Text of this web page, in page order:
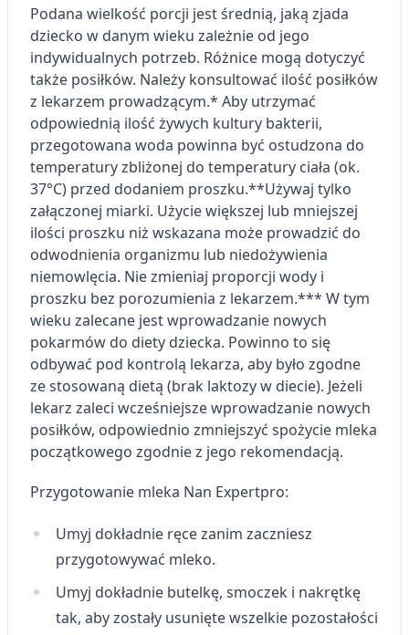
Podana wielkość porcji jest średnią, jaką zjada
dziecko w danym wieku zależnie od jego
indywidualnych potrzeb. Różnice mogą dotyczyć
także posiłków. Należy konsultować ilość posiłków
z lekarzem prowadzącym.* Aby utrzymać
odpowiednią ilość żywych kultury bakterii,
przegotowana woda powinna być ostudzona do
temperatury zbliżonej do temperatury ciała (ok.
37°C) przed dodaniem proszku.**Używaj tylko
załączonej miarki. Użycie większej lub mniejszej
ilości proszku niż wskazana może prowadzić do
odwodnienia organizmu lub niedożywienia
niemowlęcia. Nie zmieniaj proporcji wody i
proszku bez porozumienia z lekarzem.*** W tym
wieku zalecane jest wprowadzanie nowych
pokarmów do diety dziecka. Powinno to się
odbywać pod kontrolą lekarza, aby było zgodne
ze stosowaną dietą (brak laktozy w diecie). Jeżeli
lekarz zaleci wcześniejsze wprowadzanie nowych
posiłków, odpowiednio zmniejszyć spożycie mleka
początkowego zgodnie z jego rekomendacją.
Przygotowanie mleka Nan Expertpro:
Umyj dokładnie ręce zanim zaczniesz
przygotowywać mleko.
Umyj dokładnie butelkę, smoczek i nakrętkę
tak, aby zostały usunięte wszelkie pozostałości